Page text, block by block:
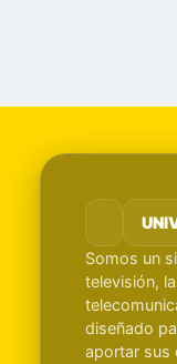
Somos un
televisión,
diseñado
aportar sus